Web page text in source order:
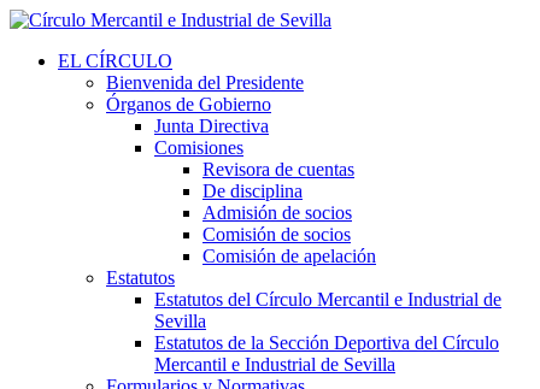
EL CÍRCULO
Bienvenida del Presidente
Órganos de Gobierno
Junta Directiva
Comisiones
Revisora de cuentas
De disciplina
Admisión de socios
Comisión de socios
Comisión de apelación
Estatutos
Estatutos del Círculo Mercantil e Industrial de
Sevilla
Estatutos de la Sección Deportiva del Círculo
Mercantil e Industrial de Sevilla